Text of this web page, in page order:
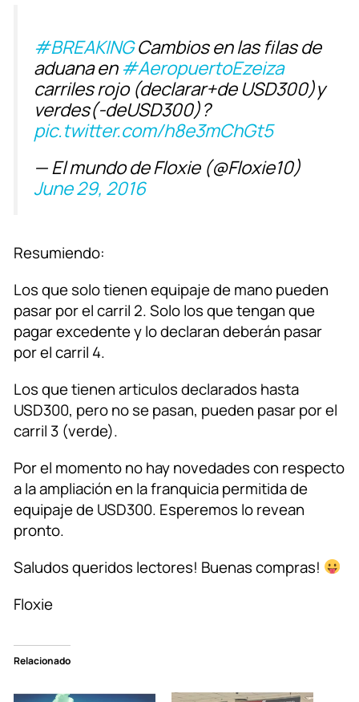
#BREAKINGCambios en las filas de
aduana en#AeropuertoEzeiza
carriles rojo (declarar+de USD300)y
verdes(-deUSD300)?
pic.twitter.com/h8e3mChGt5
— El mundo de Floxie (@Floxie10)
June 29, 2016
Resumiendo:
Los que solo tienen equipaje de mano pueden
pasar por el carril 2. Solo los que tengan que
pagar excedente y lo declaran deberán pasar
por el carril 4.
Los que tienen articulos declarados hasta
USD300, pero no se pasan, pueden pasar por el
carril 3 (verde).
Por el momento no hay novedades con respecto
a la ampliación en la franquicia permitida de
equipaje de USD300. Esperemos lo revean
pronto.
Saludos queridos lectores! Buenas compras!
Floxie
Relacionado